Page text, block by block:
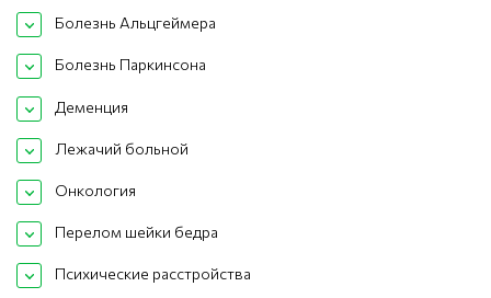
Болезнь Альцгеймера
Болезнь Паркинсона
Деменция
Лежачий больной
Онкология
Перелом шейки бедра
Психические расстройства